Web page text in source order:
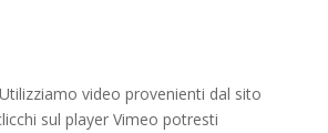
video provenienti dal sito
sul player Vimeo potresti